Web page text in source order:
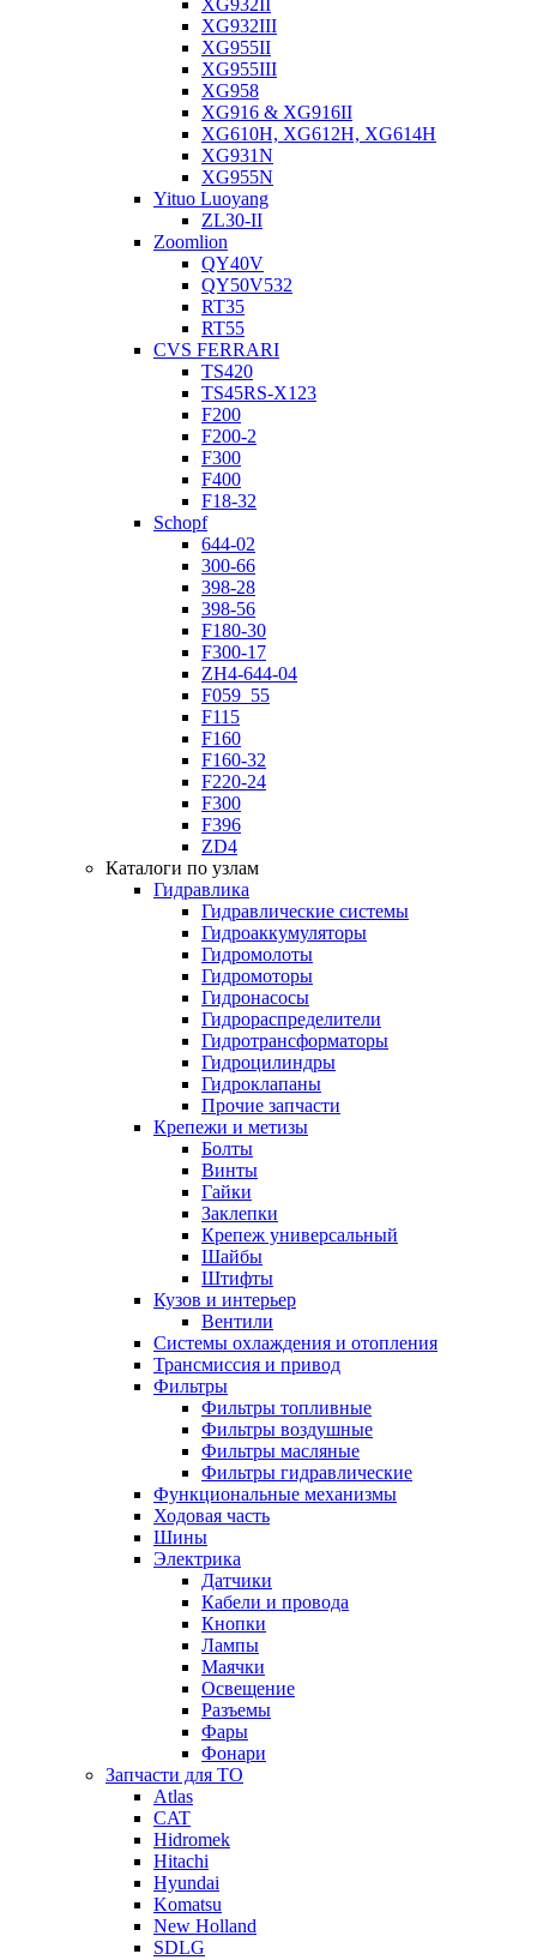
XG932II
XG932III
XG955II
XG955III
XG958
XG916 & XG916II
XG610H, XG612H, XG614H
XG931N
XG955N
Yituo Luoyang
ZL30-II
Zoomlion
QY40V
QY50V532
RT35
RT55
CVS FERRARI
TS420
TS45RS-X123
F200
F200-2
F300
F400
F18-32
Schopf
644-02
300-66
398-28
398-56
F180-30
F300-17
ZH4-644-04
F059_55
F115
F160
F160-32
F220-24
F300
F396
ZD4
Каталоги по узлам
Гидравлика
Гидравлические системы
Гидроаккумуляторы
Гидромолоты
Гидромоторы
Гидронасосы
Гидрораспределители
Гидротрансформаторы
Гидроцилиндры
Гидроклапаны
Прочие запчасти
Крепежи и метизы
Болты
Винты
Гайки
Заклепки
Крепеж универсальный
Шайбы
Штифты
Кузов и интерьер
Вентили
Системы охлаждения и отопления
Трансмиссия и привод
Фильтры
Фильтры топливные
Фильтры воздушные
Фильтры масляные
Фильтры гидравлические
Функциональные механизмы
Ходовая часть
Шины
Электрика
Датчики
Кабели и провода
Кнопки
Лампы
Маячки
Освещение
Разъемы
Фары
Фонари
Запчасти для ТО
Atlas
CAT
Hidromek
Hitachi
Hyundai
Komatsu
New Holland
SDLG